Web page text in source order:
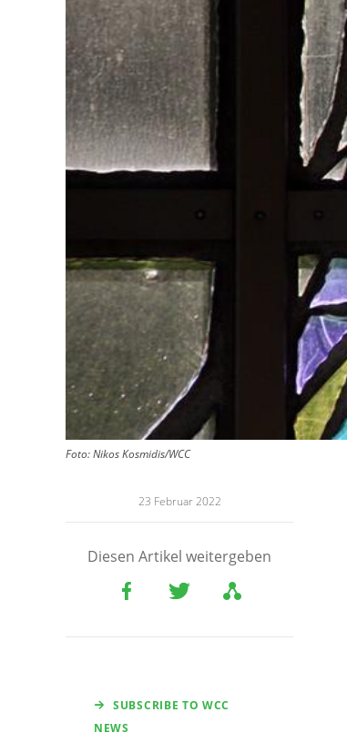
Foto:Nikos Kosmidis/WCC
23 Februar 2022
Diesen Artikel weitergeben
SUBSCRIBE TO WCC
NEWS